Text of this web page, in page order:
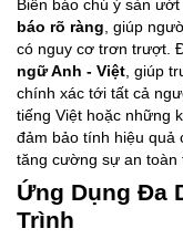
Biển báo chú ý sàn
báo rõ ràng , giúp
có nguy cơ trơn trượt.
ngữ Anh - Việt , giúp
chính xác tới tất cả
tiếng Việt hoặc những
đảm bảo tính hiệu quả
tăng cường sự an toàn
Ứng Dụng Đa
Trình